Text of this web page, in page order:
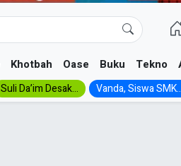
Khotbah Oase Buku Tekno
Suli Da’im Desak... Vanda, Siswa